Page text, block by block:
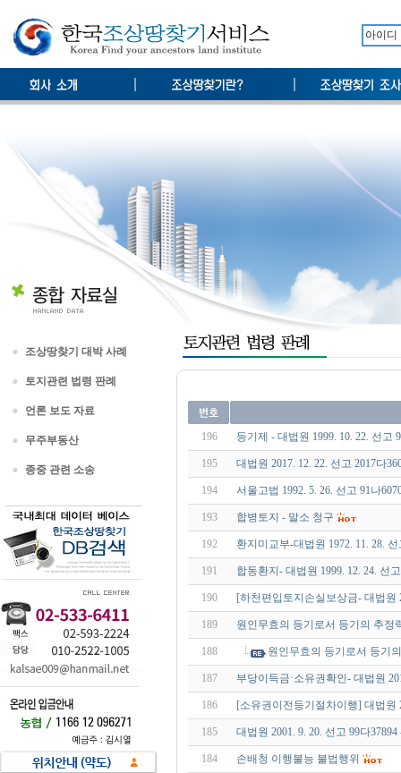
조상땅찾기 대박 사례
토지관련 법령 판례
언론 보도 자료
무주부동산
종중 관련 소송
196 등기제 - 대법원 1999. 10. 22. 선고
195 대법원 2017. 12. 22. 선고 2017다
194 서울고법 1992. 5. 26. 선고 91나
193 합병토지 - 말소 청구
192 환지미교부-대법원 1972. 11. 28.
191 합동환지- 대법원 1999. 12. 24. 선
190 [하천편입토지손실보상금- 대법원
189 원인무효의 등기로서 등기의 추정
188 원인무효의 등기로서 등기
187 부당이득금·소유권확인- 대법원
186 [소유권이전등기절차이행] 대법원
185 대법원 2001. 9. 20. 선고 99다
184 손배청 이행불능 불법행위